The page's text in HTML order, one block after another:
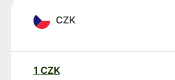
CZK
1 CZK